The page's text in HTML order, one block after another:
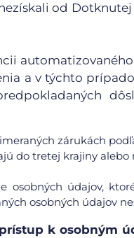
od
a v týchto
zárukách
do tretej krajiny
osobných údajov,
osobných údajov
k osobným